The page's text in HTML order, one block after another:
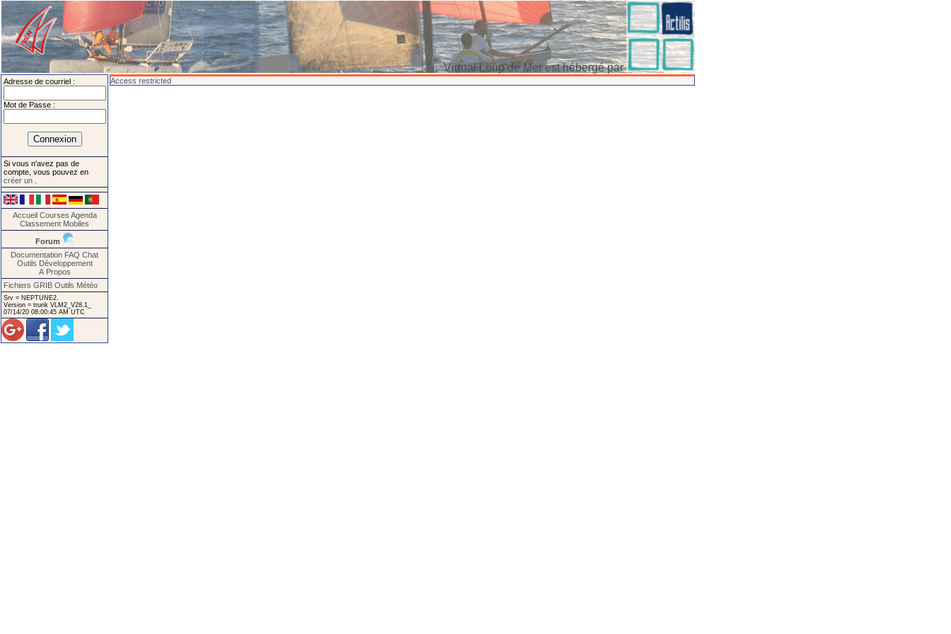
Virtual Loup de Mer est hébergé par
Adresse de courriel :
Mot de Passe :
Si vous n'avez pas de
compte, vous pouvez en
créer un
Accueil Courses Agenda
Classement Mobiles
Forum
Documentation FAQ Chat
Outils Développement
A Propos
Fichiers GRIB Outils Météo
Srv = NEPTUNE2.
Version = trunk VLM2_V28.1_
07/14/20 08:00:45 AM UTC
Access restricted